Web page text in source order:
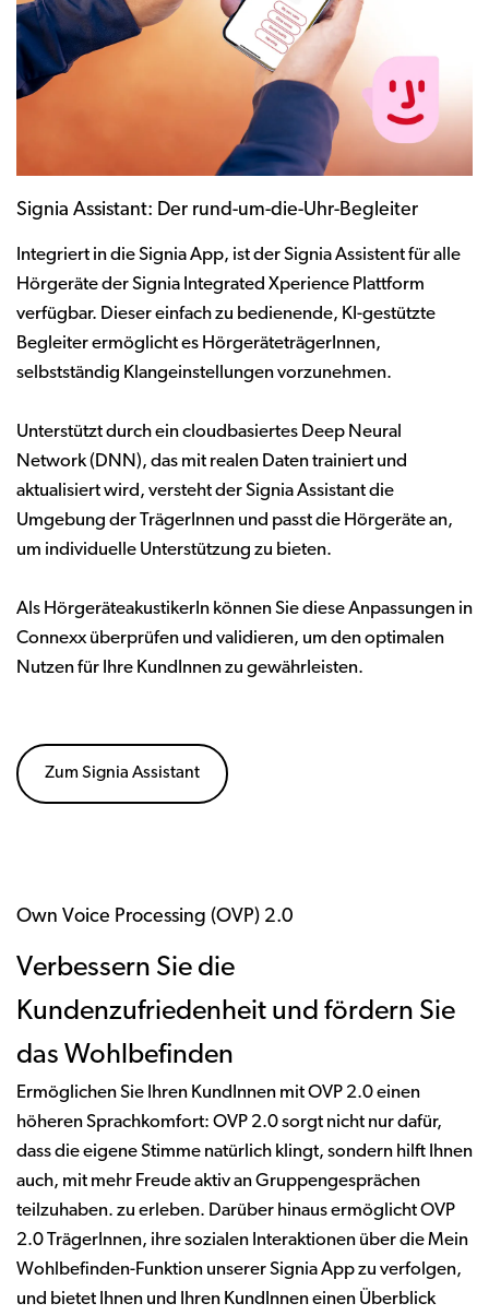
Signia Assistant: Der rund-um-die-Uhr-Begleiter
Integriert in die Signia App, ist der Signia Assistent für alle
Hörgeräte der Signia Integrated Xperience Plattform
verfügbar. Dieser einfach zu bedienende, KI-gestützte
Begleiter ermöglicht es HörgeräteträgerInnen,
selbstständig Klangeinstellungen vorzunehmen.
Unterstützt durch ein cloudbasiertes Deep Neural
Network (DNN), das mit realen Daten trainiert und
aktualisiert wird, versteht der Signia Assistant die
Umgebung der TrägerInnen und passt die Hörgeräte an,
um individuelle Unterstützung zu bieten.
Als HörgeräteakustikerIn können Sie diese Anpassungen in
Connexx überprüfen und validieren, um den optimalen
Nutzen für Ihre KundInnen zu gewährleisten.
Zum Signia Assistant
Own Voice Processing (OVP) 2.0
Verbessern Sie die
Kundenzufriedenheit und fördern Sie
das Wohlbefinden
Ermöglichen Sie Ihren KundInnen mit OVP 2.0 einen
höheren Sprachkomfort: OVP 2.0 sorgt nicht nur dafür,
dass die eigene Stimme natürlich klingt, sondern hilft Ihnen
auch, mit mehr Freude aktiv an Gruppengesprächen
teilzuhaben. zu erleben. Darüber hinaus ermöglicht OVP
2.0 TrägerInnen, ihre sozialen Interaktionen über die Mein
Wohlbefinden-Funktion unserer Signia App zu verfolgen,
und bietet Ihnen und Ihren KundInnen einen Überblick